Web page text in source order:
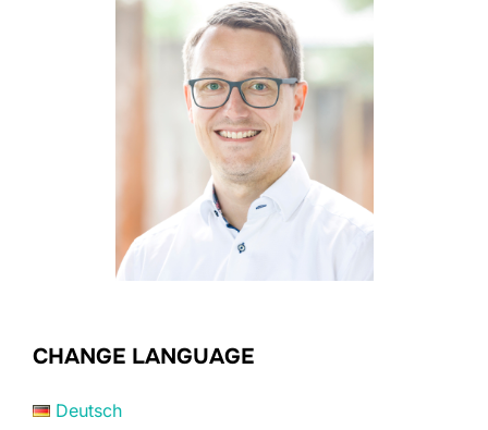
CHANGE LANGUAGE
Deutsch